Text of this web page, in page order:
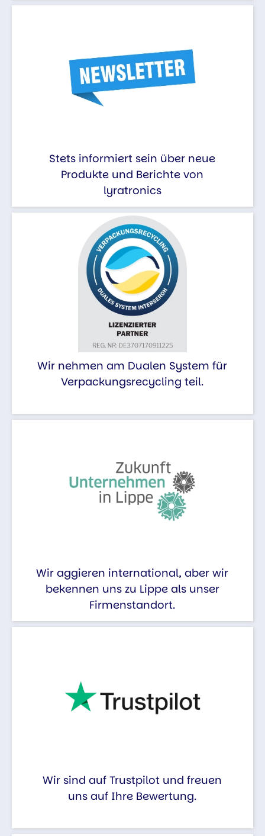
Stets informiert sein über neue
Produkte und Berichte von
lyratronics
Wir nehmen am Dualen System für
Verpackungsrecycling teil.
Wir aggieren international, aber wir
bekennen uns zu Lippe als unser
Firmenstandort.
Wir sind auf Trustpilot und freuen
uns auf Ihre Bewertung.